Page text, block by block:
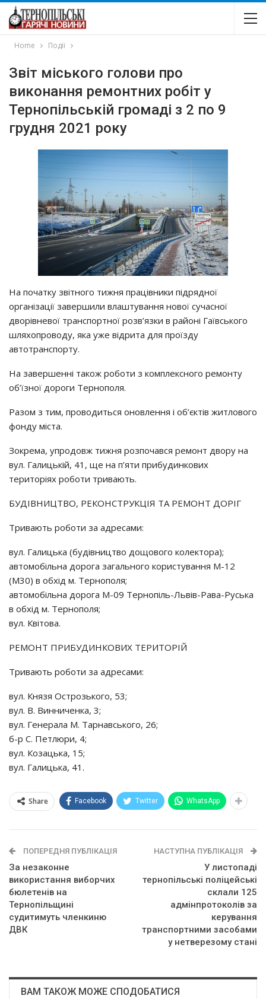
Home Події
Звіт міського голови про
виконання ремонтних робіт у
Тернопільській громаді з 2 по 9
грудня 2021 року
На початку звітного тижня працівники підрядної
організації завершили влаштування нової сучасної
дворівневої транспортної розв’язки в районі Гаївського
шляхопроводу, яка уже відрита для проїзду
автотранспорту.
На завершенні також роботи з комплексного ремонту
об’їзної дороги Тернополя.
Разом з тим, проводиться оновлення і об’єктів житлового
фонду міста.
Зокрема, упродовж тижня розпочався ремонт двору на
вул. Галицькій, 41, ще на п’яти прибудинкових
територіях роботи тривають.
БУДІВНИЦТВО, РЕКОНСТРУКЦІЯ ТА РЕМОНТ ДОРІГ
Тривають роботи за адресами:
вул. Галицька (будівництво дощового колектора);
автомобільна дорога загального користування М-12
(М30) в обхід м. Тернополя;
автомобільна дорога М-09 Тернопіль-Львів-Рава-Руська
в обхід м. Тернополя;
вул. Квітова.
РЕМОНТ ПРИБУДИНКОВИХ ТЕРИТОРІЙ
Тривають роботи за адресами:
вул. Князя Острозького, 53;
вул. В. Винниченка, 3;
вул. Генерала М. Тарнавського, 26;
б-р С. Петлюри, 4;
вул. Козацька, 15;
вул. Галицька, 41.
Share Facebook Twitter WhatsApp
ПОПЕРЕДНЯ ПУБЛІКАЦІЯ
За незаконне
використання виборчих
бюлетенів на
Тернопільщині
судитимуть членкиню
ДВК
НАСТУПНА ПУБЛІКАЦІЯ
У листопаді
тернопільські поліцейські
склали 125
адмінпротоколів за
керування
транспортними засобами
у нетверезому стані
ВАМ ТАКОЖ МОЖЕ СПОДОБАТИСЯ